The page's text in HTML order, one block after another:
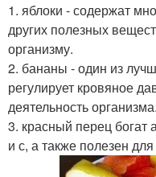
1. яблоки - содержат
других полезных
организму.
2. бананы - один из
регулирует кровяное
деятельность организма.
3. красный перец богат
и с, а также полезен